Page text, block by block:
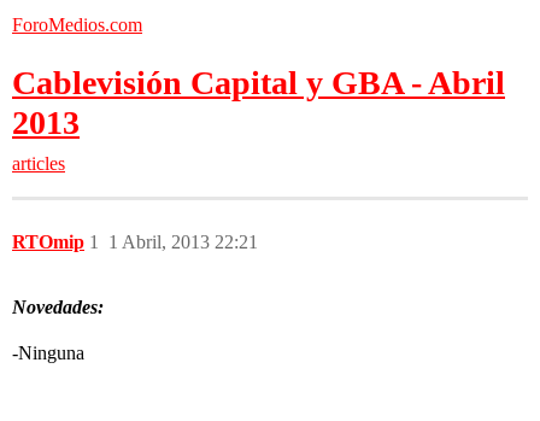
ForoMedios.com
Cablevisión Capital y GBA - Abril
2013
articles
RTOmip 1 Abril, 2013 22:21
1
Novedades:
-Ninguna